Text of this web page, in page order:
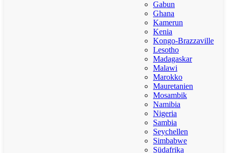
Gabun
Ghana
Kamerun
Kenia
Kongo-Brazzaville
Lesotho
Madagaskar
Malawi
Marokko
Mauretanien
Mosambik
Namibia
Nigeria
Sambia
Seychellen
Simbabwe
Südafrika